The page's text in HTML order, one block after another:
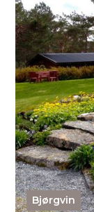
Bjørgvin